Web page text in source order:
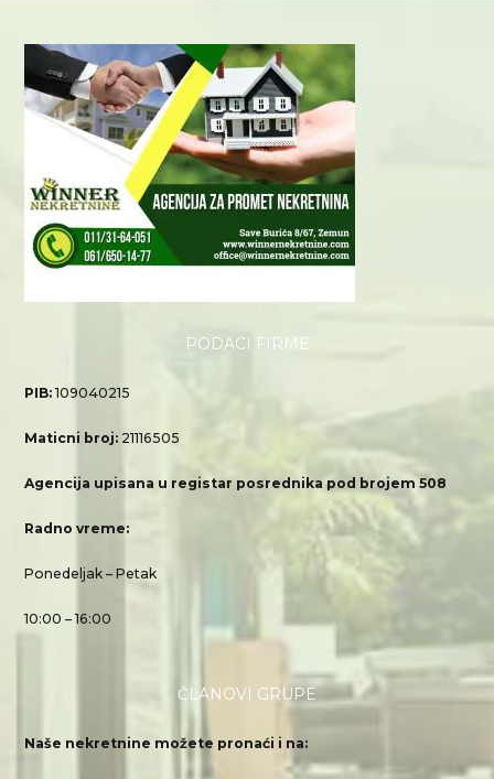
PODACI FIRME
PIB:109040215
Maticni broj: 21116505
Agencija upisana u registar posrednika pod brojem 508
Radno vreme:
Ponedeljak – Petak
10:00 – 16:00
ČLANOVI GRUPE
Naše nekretnine možete pronaći i na: